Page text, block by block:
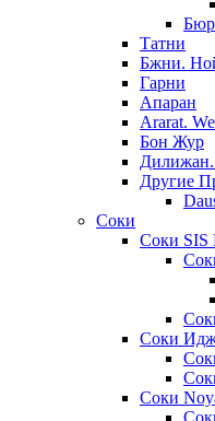
Татни
Бжни.
Гарни
Апаран
Ararat.
Бон Жур
Дилижан.
Другие
Соки
Соки SIS
Соки
Соки